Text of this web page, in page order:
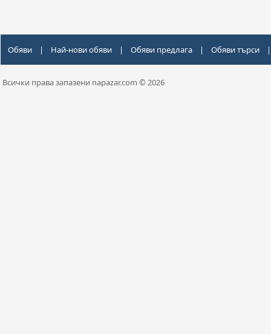
Обяви | Най-нови обяви | Обяви предлага | Обяви търси |
Всички права запазени napazar.com © 2026